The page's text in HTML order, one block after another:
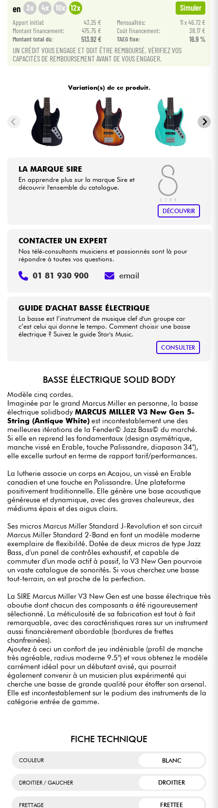
Packs
Voir nos marques
en 3x 4x 10x 12x Simuler
Apport initial: 43.25 € Mensualités:
11 x 46.72 €
Montant financement:
475.75 € Coût financement:
38.17 €
Montant total dù:
513.92 € TAEG fixe: 16.9 %
UN CRÉDIT VOUS ENGAGE ET DOIT ÊTRE REMBOURSÉ. VÉRIFIEZ VOS
CAPACITÉS DE REMBOURSEMENT AVANT DE VOUS ENGAGER.
Variation(s) de ce produit.
LA MARQUE SIRE
En apprendre plus sur la marque Sire et
découvrir l'ensemble du catalogue.
DÉCOUVRIR
GUIDE D'ACHAT BASSE ÉLECTRIQUE
La basse est l’instrument de musique clef d'un groupe car
c’est celui qui donne le tempo. Comment choisir une basse
électrique ? Suivez le guide Star's Music.
CONSULTER
CONTACTER UN EXPERT
Nos télé-consultants musiciens et passionnés sont là pour
répondre à toutes vos questions.
01 81 930 900 email
BASSE ÉLECTRIQUE SOLID BODY
Modèle cinq cordes.
Imaginée par le grand Marcus Miller en personne, la basse
électrique solidbody MARCUS MILLER V3 New Gen 5-
String (Antique White) est incontestablement une des
meilleures itérations de la Fender© Jazz Bass© du marché.
Si elle en reprend les fondamentaux (design asymétrique,
manche vissé en Erable, touche Palissandre, diapason 34"),
elle excelle surtout en terme de rapport tarif/performances.
La lutherie associe un corps en Acajou, un vissé en Erable
canadien et une touche en Palissandre. Une plateforme
positivement traditionnelle. Elle génère une base acoustique
généreuse et dynamique, avec des graves chaleureux, des
médiums épais et des aigus clairs.
Ses micros Marcus Miller Standard J-Revolution et son circuit
Marcus Miller Standard 2-Band en font un modèle moderne
exemplaire de flexibilité. Dotée de deux micros de type Jazz
Bass, d'un panel de contrôles exhaustif, et capable de
commuter d'un mode actif à passif, la V3 New Gen pourvoie
un vaste catalogue de sonorités. Si vous cherchez une basse
tout-terrain, on est proche de la perfection.
La SIRE Marcus Miller V3 New Gen est une basse électrique très
aboutie dont chacun des composants a été rigoureusement
sélectionné. La méticulosité de sa fabrication est tout à fait
remarquable, avec des caractéristiques rares sur un instrument
aussi financièrement abordable (bordures de frettes
chanfreinées).
Ajoutez à ceci un confort de jeu indéniable (profil de manche
très agréable, radius moderne 9.5") et vous obtenez le modèle
carrément idéal pour un débutant avisé, qui pourrait
également convenir à un musicien plus expérimenté qui
cherche une basse de grande qualité pour étoffer son arsenal.
Elle est incontestablement sur le podium des instruments de la
catégorie entrée de gamme.
FICHE TECHNIQUE
COULEUR BLANC
DROITIER / GAUCHER DROITIER
FRETTAGE FRETTEE